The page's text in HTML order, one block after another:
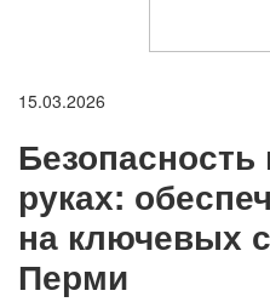
15.03.2026
руках:
на ключевых
Перми